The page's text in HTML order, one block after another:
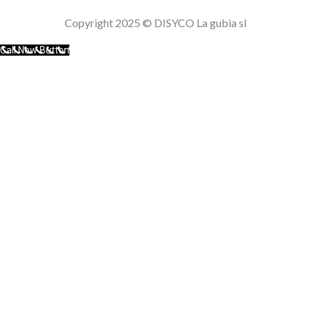
Copyright 2025 © DISYCO La gubia sl
Call Now Button